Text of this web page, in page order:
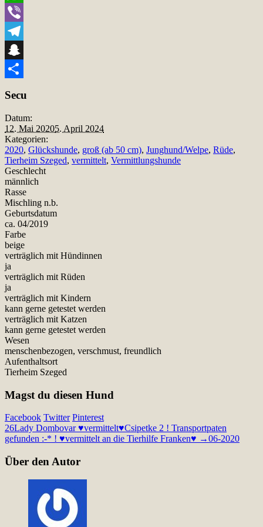
WhatsApp
Viber
Telegram
Snapchat
Secu
Datum:
12. Mai 20205. April 2024
Kategorien:
2020, Glückshunde, groß (ab 50 cm), Junghund/Welpe, Rüde,
Tierheim Szeged, vermittelt, Vermittlungshunde
Geschlecht
männlich
Rasse
Mischling n.b.
Geburtsdatum
ca. 04/2019
Farbe
beige
verträglich mit Hündinnen
ja
verträglich mit Rüden
ja
verträglich mit Kindern
kann gerne getestet werden
verträglich mit Katzen
kann gerne getestet werden
Wesen
menschenbezogen, verschmust, freundlich
Aufenthaltsort
Tierheim Szeged
Magst du diesen Hund
Facebook Twitter Pinterest
26Lady Dombovar ♥vermittelt♥Csipetke 2 ! Transportpaten
gefunden :-* ! ♥vermittelt an die Tierhilfe Franken♥ →06-2020
Über den Autor